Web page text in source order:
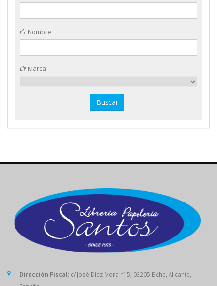
Nombre
Marca
Dirección Fiscal: c/ José Díez Mora nº 5, 03205 Elche, Alicante,